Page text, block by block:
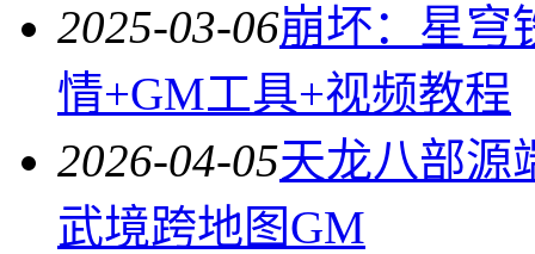
2025-03-06崩坏：星穹
情+GM工具+视频教程
2026-04-05天龙八部源
武境跨地图GM